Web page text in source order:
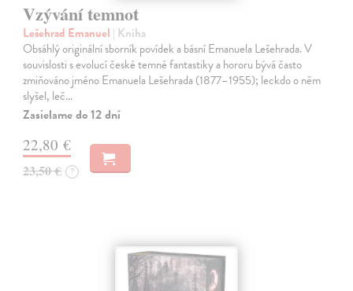
Vzývání temnot
Lešehrad Emanuel | Kniha
Obsáhlý originální sborník povídek a básní Emanuela Lešehrada. V
souvislosti s evolucí české temné fantastiky a hororu bývá často
zmiňováno jméno Emanuela Lešehrada (1877–1955); leckdo o něm
slyšel, leč…
Zasielame do 12 dní
22,80 €
23,50 € ?